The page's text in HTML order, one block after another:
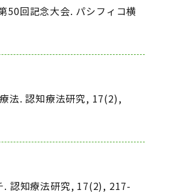
50回記念大会. パシフィコ横
法. 認知療法研究, 17(2),
. 認知療法研究, 17(2), 217-